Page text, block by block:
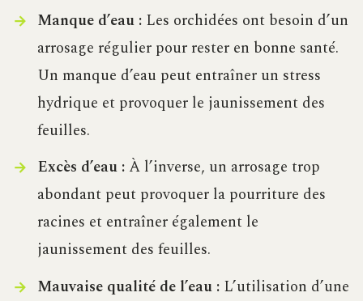
Manque d’eau :Les orchidées ont besoin d’un
arrosage régulier pour rester en bonne santé.
Un manque d’eau peut entraîner un stress
hydrique et provoquer le jaunissement des
feuilles.
Excès d’eau :À l’inverse, un arrosage trop
abondant peut provoquer la pourriture des
racines et entraîner également le
jaunissement des feuilles.
Mauvaise qualité de l’eau :L’utilisation d’une